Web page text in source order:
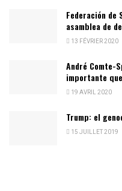
Federación de
asamblea de
13 FÉVRIER 2020
André Comte-
importante
19 AVRIL 2020
Trump: el
15 JUILLET 2019